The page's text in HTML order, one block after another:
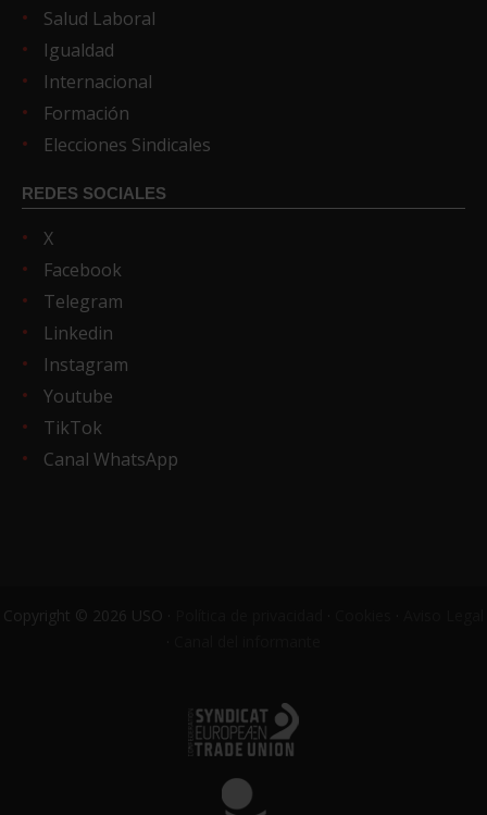
Salud Laboral
Igualdad
Internacional
Formación
Elecciones Sindicales
REDES SOCIALES
X
Facebook
Telegram
Linkedin
Instagram
Youtube
TikTok
Canal WhatsApp
Copyright © 2026 USO ·